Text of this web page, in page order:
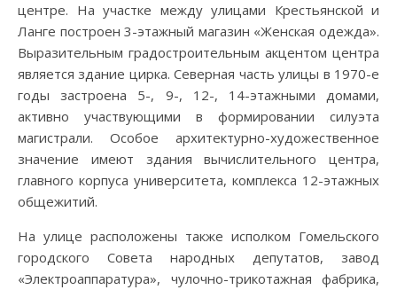
центре. На участке между улицами Крестьянской и
Ланге построен 3-этажный магазин «Женская одежда».
Выразительным градостроительным акцентом центра
является здание цирка. Северная часть улицы в 1970-е
годы застроена 5-, 9-, 12-, 14-этажными домами,
активно участвующими в формировании силуэта
магистрали. Особое архитектурно-художественное
значение имеют здания вычислительного центра,
главного корпуса университета, комплекса 12-этажных
общежитий.
На улице расположены также исполком Гомельского
городского Совета народных депутатов, завод
«Электроаппаратура», чулочно-трикотажная фабрика,